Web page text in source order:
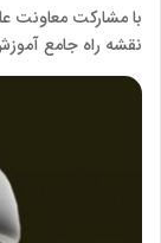
با مشارکت معاونت
نقشه راه جامع